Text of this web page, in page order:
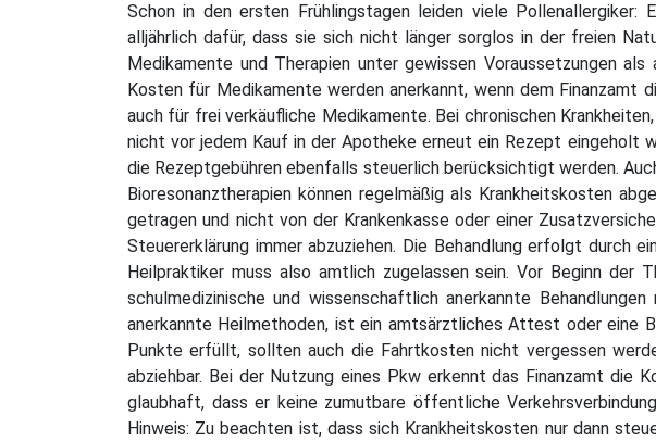
Schon in den ersten Frühlingstagen leiden viele
alljährlich dafür, dass sie sich nicht länger sorglos in der freien
Medikamente und Therapien unter gewissen Voraussetzungen
Kosten für Medikamente werden anerkannt, wenn dem
auch für frei verkäufliche Medikamente. Bei chronischen
nicht vor jedem Kauf in der Apotheke erneut ein Rezept eingeholt
die Rezeptgebühren ebenfalls steuerlich berücksichtigt werden.
Bioresonanztherapien können regelmäßig als Krankheitskosten
getragen und nicht von der Krankenkasse oder einer
Steuererklärung immer abzuziehen. Die Behandlung erfolgt durch
Heilpraktiker muss also amtlich zugelassen sein. Vor Beginn
schulmedizinische und wissenschaftlich anerkannte
anerkannte Heilmethoden, ist ein amtsärztliches Attest oder eine
Punkte erfüllt, sollten auch die Fahrtkosten nicht vergessen
abziehbar. Bei der Nutzung eines Pkw erkennt das Finanzamt
glaubhaft, dass er keine zumutbare öffentliche
Hinweis: Zu beachten ist, dass sich Krankheitskosten nur dann